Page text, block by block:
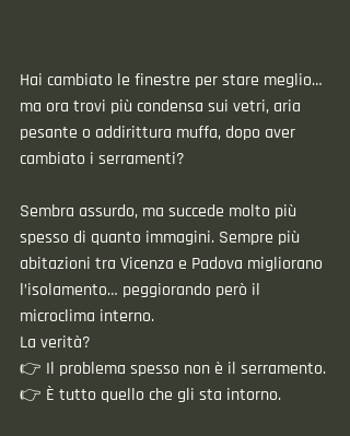
Hai cambiato le finestre per stare meglio…
ma ora trovi più condensa sui vetri, aria
pesante o addirittura muffa, dopo aver
cambiato i serramenti?
Sembra assurdo, ma succede molto più
spesso di quanto immagini. Sempre più
abitazioni tra Vicenza e Padova migliorano
l’isolamento… peggiorando però il
microclima interno.
La verità?
👉 Il problema spesso non è il serramento.
👉 È tutto quello che gli sta intorno.